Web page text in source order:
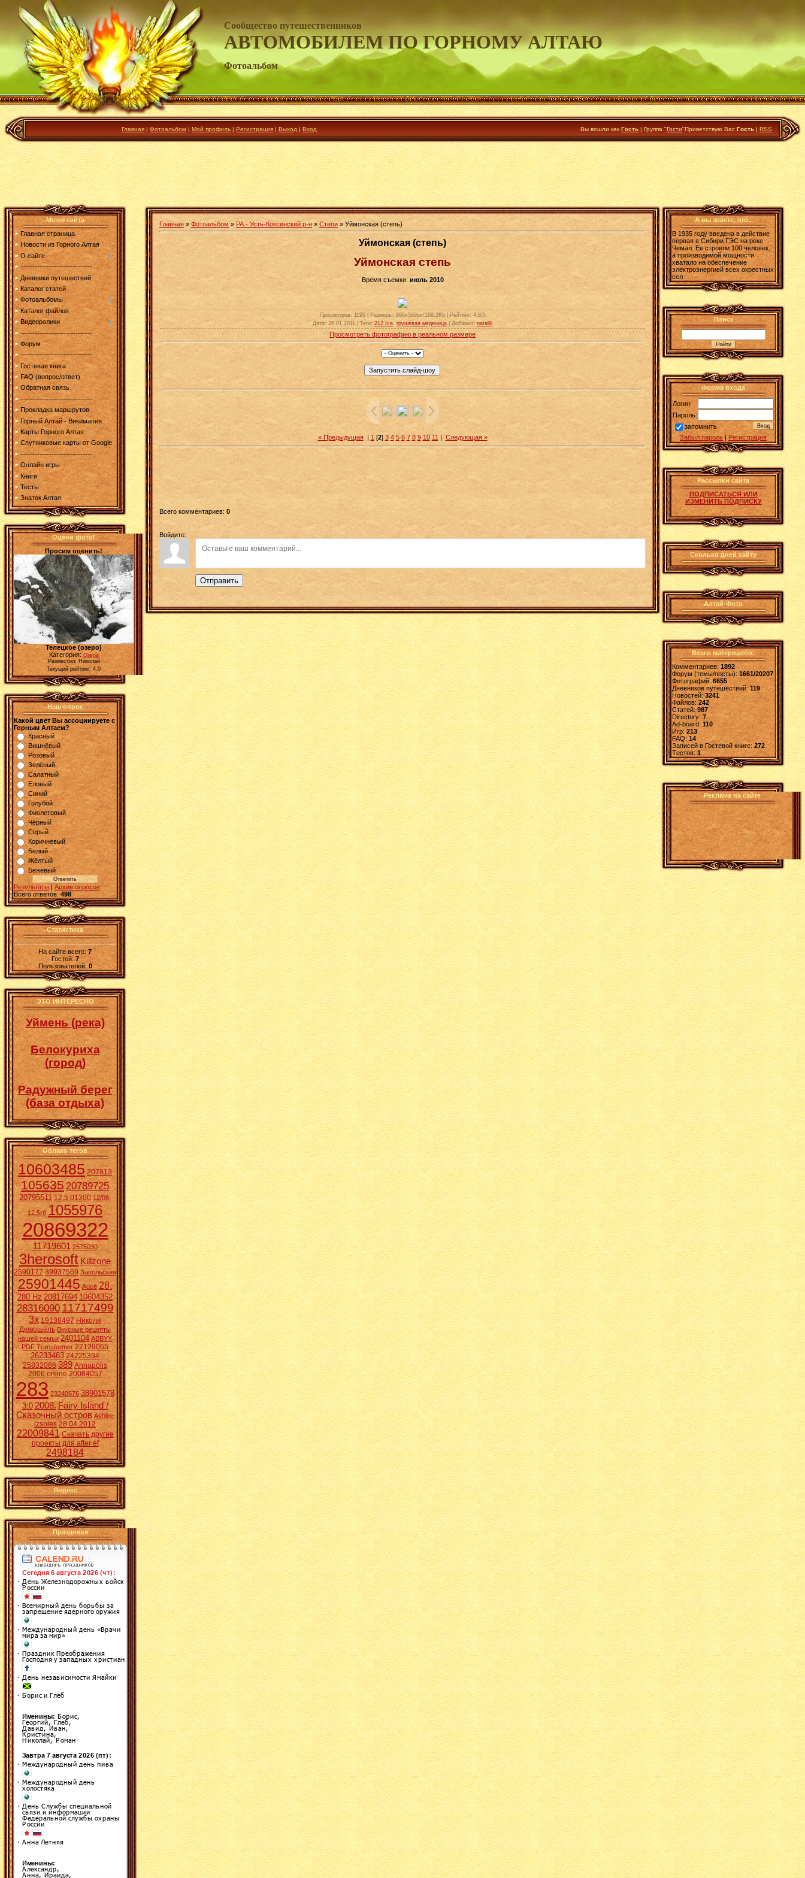
Сообщество путешественников
АВТОМОБИЛЕМ ПО ГОРНОМУ АЛТАЮ
Фотоальбом
Главная | Фотоальбом | Мой профиль | Регистрация | Выход | Вход Вы вошли как Гость | Группа "Гости"Приветствую Вас Гость | RSS
Меню сайта
Главная страница
Новости из Горного Алтая
О сайте
------------------------------
Дневники путешествий
Каталог статей
Фотоальбомы
Каталог файлов
Видеоролики
------------------------------
Форум
------------------------------
Гостевая книга
FAQ (вопрос/ответ)
Обратная связь
------------------------------
Прокладка маршрутов
Горный Алтай - Викимапия
Карты Горного Алтая
Спутниковые карты от Google
------------------------------
Онлайн игры
Книги
Тесты
Знаток Алтая
Оцени фото!
Просим оценить!
Телецкое (озеро)
Категория:Озёра
Разместил: Николай
Текущий рейтинг: 4.0
Наш опрос
Какой цвет Вы ассоциируете с
Горным Алтаем?
Красный
Вишнёвый
Розовый
Зелёный
Салатный
Еловый
Синий
Голубой
Фиолетовый
Чёрный
Серый
Коричневый
Белый
Жёлтый
Бежевый
Результаты | Архив опросов
Всего ответов: 498
Статистика
На сайте всего:7
Гостей:7
Пользователей: 0
ЭТО ИНТЕРЕСНО
Уймень (река)
Белокуриха
(город)
Радужный берег
(база отдыха)
Облако тегов
10603485 207813
10563520789725
20795511 12.5.01300 12/06.
12.5гб 1055976
20869322
11719601 2575030
3herosoft Killzone
2590177 39937569 Запольская
25901445 Aucē 28.
280 Hz 20817694 10604352
2831609011717499
3x 19138497 Николя
Дювошель Вкусные рецепты
нашей семьи 2401104 ABBYY
PDF Transformer 22129065
26233463 24225394
25832086 389 Annapolis
2006 online 20084057
283 23240676 38901578
3:0 2008. Fairy Island /
Сказочный остров Ashlee
izsoles 28.04.2012
22009841 Скачать другие
проекты для after ef
2498184
Яндекс
Праздники
Главная » Фотоальбом» РА - Усть-Коксинский р-н» Степи » Уймонская (степь)
Уймонская (степь)
Уймонская степь
Время съемки: июль 2010
Просмотров: 1195 | Размеры: 996x569px/169.2Kb | Рейтинг: 4.8/5
Дата: 25.01.2011 |Теги: 212 Ice грушевая медяница Добавил: natallli
Просмотреть фотографию в реальном размере
« Предыдущая| 1 [2] 3 4 5 6 7 8 9 10 11 | Следующая »
Всего комментариев: 0
Войдите:
Отправить
А вы знаете, что..
В 1935 году введена в действие
первая в Сибири ГЭС на реке
Чемал. Ее строили 100 человек,
а производимой мощности
хватало на обеспечение
электроэнергией всех окрестных
сел
Поиск
Форма входа
Логин:
Пароль:
запомнить
Забыл пароль | Регистрация
Рассылки сайта
ПОДПИСАТЬСЯ ИЛИ
ИЗМЕНИТЬ ПОДПИСКУ
Сколько дней сайту
Алтай-Фото
Всего материалов:
Комментариев: 1892
Форум (темы/посты):1661/20207
Фотографий:6655
Дневников путешествий:119
Новостей:3241
Файлов: 242
Статей:987
Directory: 7
Ad-board:110
Игр: 213
FAQ:14
Записей в Гостевой книге:272
Tестов: 1
Реклама на сайте